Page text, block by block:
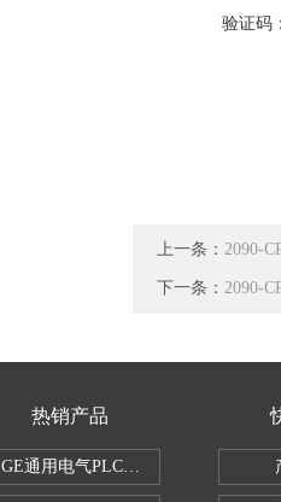
验证码
上一条： 2090-
下一条： 2090-
热销产品
GE通用电气PLC控制器